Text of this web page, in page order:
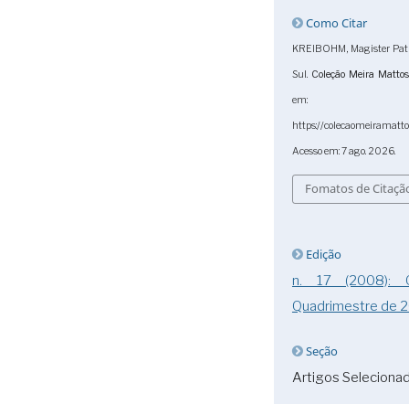
Como Citar
KREIBOHM, Magister
Sul. Coleção Meira Mattos
em:
https://
Acesso em: 7 ago. 2026.
Fomatos de
Edição
n. 17 (2008):
Quadrimestre de
Seção
Artigos